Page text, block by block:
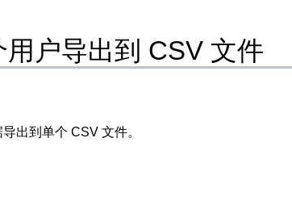
户导出到 CSV 文件
出到单个 CSV 文件。